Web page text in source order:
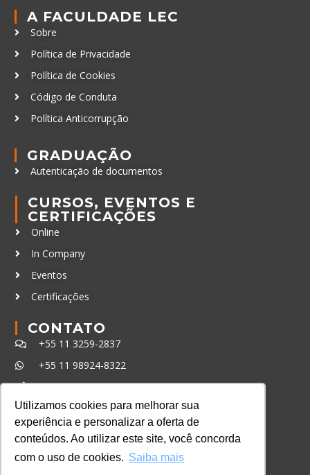
Utilizamos cookies para melhorar sua
experiência e personalizar a oferta de
conteúdos. Ao utilizar este site, você concorda
com o uso de cookies. Saiba mais
A FACULDADE LEC
Sobre
Política de Privacidade
Política de Cookies
Código de Conduta
Política Anticorrupção
GRADUAÇÃO
Autenticação de documentos
CURSOS, EVENTOS E
CERTIFICAÇÕES
Online
In Company
Eventos
Certificações
CONTATO
+55 11 3259-2837
+55 11 98924-8322
contato@lec.com.br
Ferramenta Antifraude
Consulte aqui o cadastro da Instituição no